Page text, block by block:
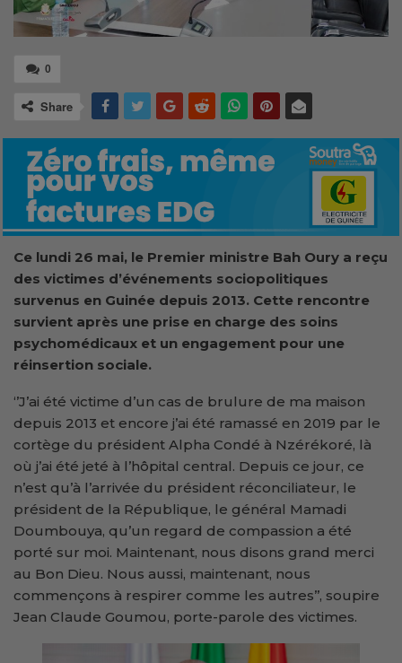
0
Share
Ce lundi 26 mai, le Premier ministre Bah Oury a reçu
des victimes d’événements sociopolitiques
survenus en Guinée depuis 2013. Cette rencontre
survient après une prise en charge des soins
psychomédicaux et un engagement pour une
réinsertion sociale.
‘’J’ai été victime d’un cas de brulure de ma maison
depuis 2013 et encore j’ai été ramassé en 2019 par le
cortège du président Alpha Condé à Nzérékoré, là
où j’ai été jeté à l’hôpital central. Depuis ce jour, ce
n’est qu’à l’arrivée du président réconciliateur, le
président de la République, le général Mamadi
Doumbouya, qu’un regard de compassion a été
porté sur moi. Maintenant, nous disons grand merci
au Bon Dieu. Nous aussi, maintenant, nous
commençons à respirer comme les autres’’, soupire
Jean Claude Goumou, porte-parole des victimes.